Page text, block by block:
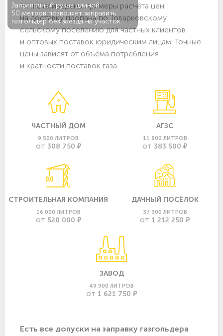
Заправочный рукав длиной
50 метров позволяет заправить
газгольдер без заезда на участок.
Ниже приведены примеры расчёта цен
на доставку пропана по Товарковскому
сельскому поселению для частных клиентов
и оптовых поставок юридическим лицам. Точные
цены зависят от объёма потребления
и кратности поставок газа.
ЧАСТНЫЙ ДОМ
9 500 ЛИТРОВ
ОТ 308 750 ₽
АГЗС
11 800 ЛИТРОВ
ОТ 383 500 ₽
СТРОИТЕЛЬНАЯ КОМПАНИЯ
16 000 ЛИТРОВ
ОТ 520 000 ₽
ДАЧНЫЙ ПОСЁЛОК
37 300 ЛИТРОВ
ОТ 1 212 250 ₽
ЗАВОД
49 900 ЛИТРОВ
ОТ 1 621 750 ₽
Есть все допуски нa заправку газгольдера